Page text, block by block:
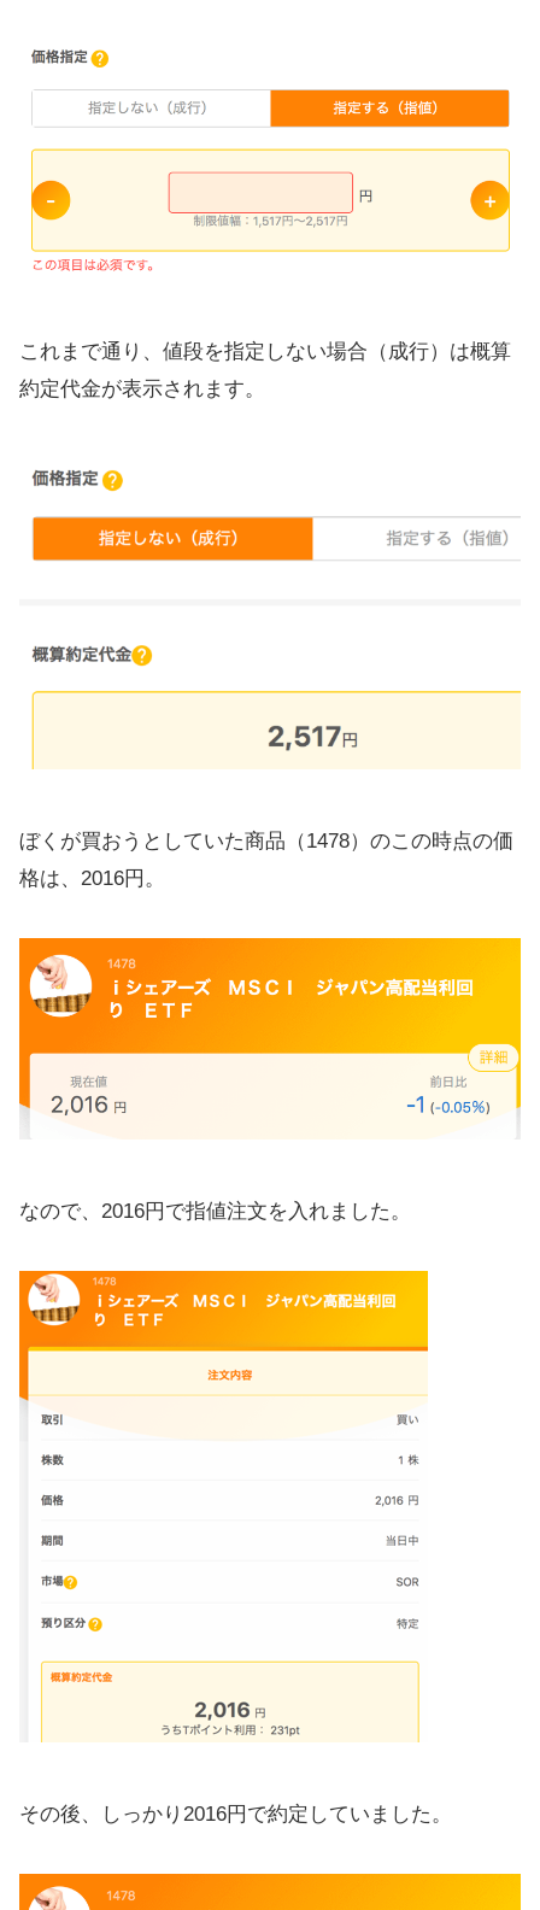
これまで通り、値段を指定しない場合（成行）は概算
約定代金が表示されます。
ぼくが買おうとしていた商品（1478）のこの時点の価
格は、2016円。
なので、2016円で指値注文を入れました。
その後、しっかり2016円で約定していました。